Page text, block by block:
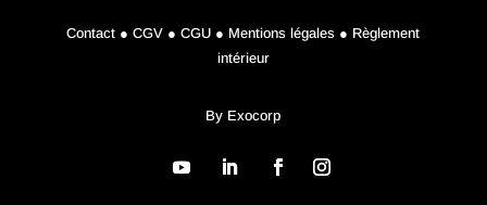
Contact ● CGV ● CGU ● Mentions légales ● Règlement
intérieur
By Exocorp